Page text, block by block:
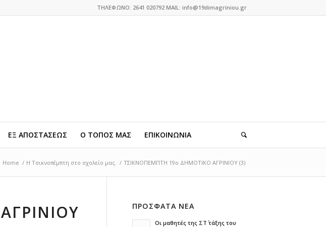
ΤΗΛΕΦΩΝΟ: 2641 020792 MAIL: info@19dimagriniou.gr
ΕΞ ΑΠΟΣΤΑΣΕΩΣ Ο ΤΟΠΟΣ ΜΑΣ ΕΠΙΚΟΙΝΩΝΙΑ
Home / Η Τσικνοπέμπτη στο σχολείο μας. / ΤΣΙΚΝΟΠΕΜΠΤΗ 19ο ΔΗΜΟΤΙΚΟ ΑΓΡΙΝΙΟΥ (3)
ΠΡΟΣΦΑΤΑ ΝΕΑ
Οι μαθητές της ΣΤ΄ τάξης του